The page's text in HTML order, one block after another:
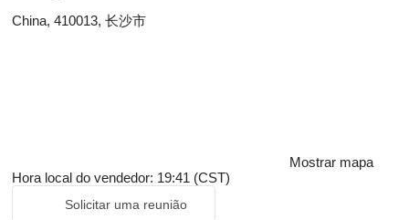
China, 410013, 长沙市
Mostrar mapa
Hora local do vendedor: 19:41 (CST)
Solicitar uma reunião